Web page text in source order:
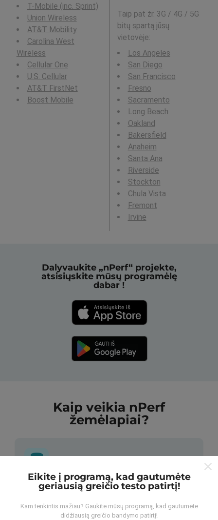
T-Mobile (inc. Sprint)
Union Wireless
AT&T Mobility
Carolina West
Wireless
Cellular One
U.S. Cellular
AT&T FirstNet
Boost Mobile
Taip pat žr. 3G / 4G / 5G
bitų spartą jūsų
vietovėje:
Los Angeles
San Diego
San Francisco
Fresno
Sacramento
Long Beach
Oakland
Bakersfield
Anaheim
Santa Ana
Riverside
Stockton
Chula Vista
Fremont
Irvine
Dalyvaukite „nPerf“ projekte,
atsisiųskite mūsų programėlę
dabar !
Kaip veikia nPerf
žemėlapiai?
Iš kur gaunami duomenys?
Duomenys renkami iš bandymų, kuriuos atliko „nPerf“
Eikite į programą, kad gautumėte
geriausią greičio testo patirtį!
Kam tenkintis mažiau? Gaukite mūsų programą, kad gautumėte
didžiausią greičio bandymo patirtį!